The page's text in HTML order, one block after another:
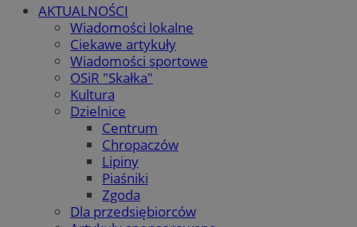
AKTUALNOŚCI
Wiadomości lokalne
Ciekawe artykuły
Wiadomości sportowe
OSiR "Skałka"
Kultura
Dzielnice
Centrum
Chropaczów
Lipiny
Piaśniki
Zgoda
Dla przedsiębiorców